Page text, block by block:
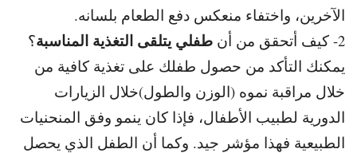
الآخرين، واختفاء منعكس دفع الطعام بلسانه.
2- كيف أتحقق من أن
طفلي يتلقى التغذية المناسبة؟
يمكنك التأكد من حصول طفلك على تغذية كافية من
خلال مراقبة نموه (الوزن والطول)خلال الزيارات
الدورية لطبيب الأطفال، فإذا كان ينمو وفق المنحنيات
الطبيعية فهذا مؤشر جيد. وكما أن الطفل الذي يحصل